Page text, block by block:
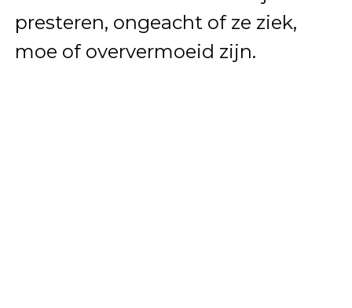
presteren, ongeacht of ze ziek,
moe of oververmoeid zijn.